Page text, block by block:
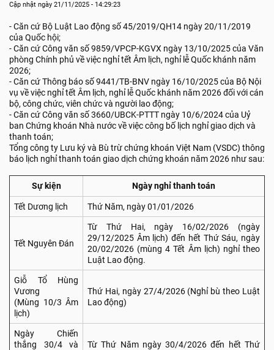
Cập nhật ngày 21/11/2025 - 14:29:23
- Căn cứ Bộ Luật Lao động số 45/2019/QH14 ngày 20/11/2019
của Quốc hội;
- Căn cứ Công văn số 9859/VPCP-KGVX ngày 13/10/2025 của Văn
phòng Chính phủ về việc nghỉ tết Âm lịch, nghỉ lễ Quốc khánh năm
2026;
- Căn cứ Thông báo số 9441/TB-BNV ngày 16/10/2025 của Bộ Nội
vụ về việc nghỉ tết Âm lịch, nghỉ lễ Quốc khánh năm 2026 đối với cán
bộ, công chức, viên chức và người lao động;
- Căn cứ Công văn số 3660/UBCK-PTTT ngày 10/6/2024 của Uỷ
ban Chứng khoán Nhà nước về việc công bố lịch nghỉ giao dịch và
thanh toán;
Tổng công ty Lưu ký và Bù trừ chứng khoán Việt Nam (VSDC) thông
báo lịch nghỉ thanh toán giao dịch chứng khoán năm 2026 như sau:
Sự kiện Ngày nghỉ thanh toán
Tết Dương lịch Thứ Năm, ngày 01/01/2026
Tết Nguyên Đán
Từ Thứ Hai, ngày 16/02/2026 (ngày
29/12/2025 Âm lịch) đến hết Thứ Sáu, ngày
20/02/2026 (mùng 4 Tết Âm lịch) nghỉ theo
Luật Lao động.
Giỗ Tổ Hùng
Vương
(Mùng 10/3 Âm
lịch)
Thứ Hai, ngày 27/4/2026 (Nghỉ bù theo Luật
Lao động)
Ngày Chiến
thắng 30/4 và
Từ Thứ Năm ngày 30/4/2026 đến hết Thứ